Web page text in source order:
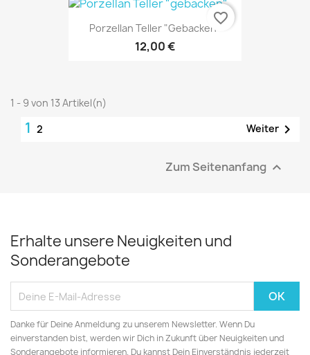
Porzellan Teller "gebacken"
12,00 €
favorite_border
1 - 9 von 13 Artikel(n)
1 2 Weiter 
Zum Seitenanfang 
Erhalte unsere Neuigkeiten und
Sonderangebote
Danke für Deine Anmeldung zu unserem Newsletter. Wenn Du
einverstanden bist, werden wir Dich in Zukunft über Neuigkeiten und
Sonderangebote informieren. Du kannst Dein Einverständnis jederzeit